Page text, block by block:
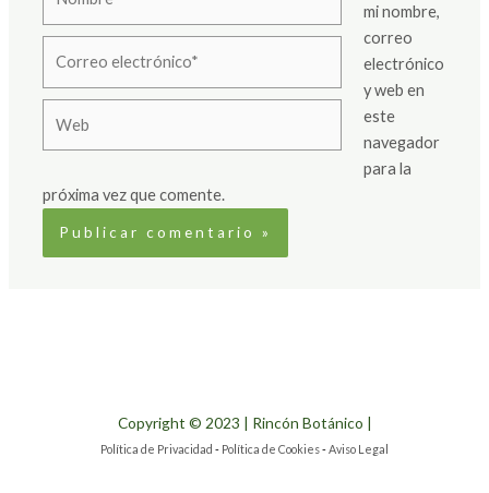
electrónico*
mi nombre,
correo
electrónico
y web en
este
navegador
para la
próxima vez que comente.
Copyright © 2023 | Rincón Botánico |
Política de Privacidad - Política de Cookies-Aviso Legal